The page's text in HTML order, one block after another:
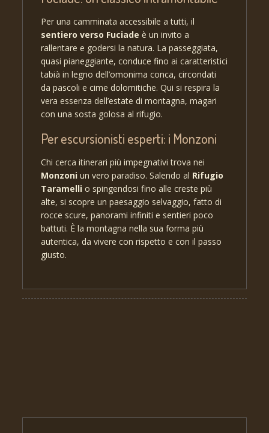
Per una camminata accessibile a tutti, il
sentiero verso Fuciade è un invito a
rallentare e godersi la natura. La passeggiata,
quasi pianeggiante, conduce fino ai caratteristici
tabià in legno dell’omonima conca, circondati
da pascoli e cime dolomitiche. Qui si respira la
vera essenza dell’estate di montagna, magari
con una sosta golosa al rifugio.
Per escursionisti esperti: i Monzoni
Chi cerca itinerari più impegnativi trova nei
Monzoni un vero paradiso. Salendo al Rifugio
Taramelli o spingendosi fino alle creste più
alte, si scopre un paesaggio selvaggio, fatto di
rocce scure, panorami infiniti e sentieri poco
battuti. È la montagna nella sua forma più
autentica, da vivere con rispetto e con il passo
giusto.